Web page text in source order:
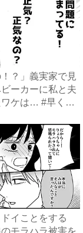
！？」義実家で見
ーカーに私と夫
ケは… #早く
ドイことをする
モラハラ被害を